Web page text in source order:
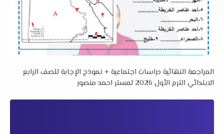
المراجعة النهائية دراسات اجتماعية + نموذج الإجابة للصف الرابع
الابتدائي الترم الأول 2026 لمستر احمد منصور